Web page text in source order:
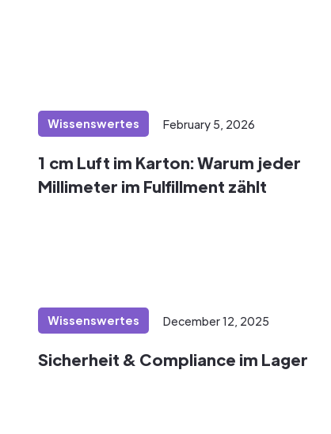
Wissenswertes February 5, 2026
1 cm Luft im Karton: Warum jeder
Millimeter im Fulfillment zählt
Wissenswertes December 12, 2025
Sicherheit & Compliance im Lager